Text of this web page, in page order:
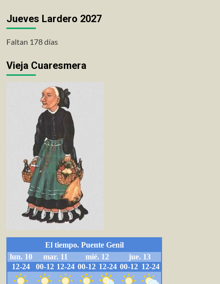
Jueves Lardero 2027
Faltan 178 días
Vieja Cuaresmera